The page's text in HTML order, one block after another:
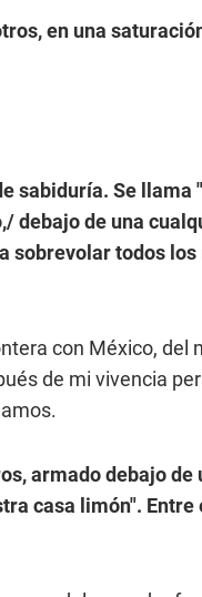
en una
sabiduría. Se llama
debajo de una
sobrevolar todos
con México, del
de mi vivencia
armado debajo de
casa limón". Entre